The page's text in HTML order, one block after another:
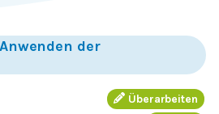
der
Überarbeiten